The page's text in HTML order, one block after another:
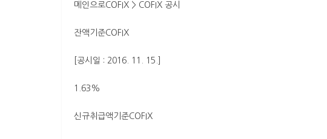
메인으로COFIX > COFIX 공시
잔액기준COFIX
[공시일 : 2016. 11. 15.]
1.63%
신규취급액기준COFIX